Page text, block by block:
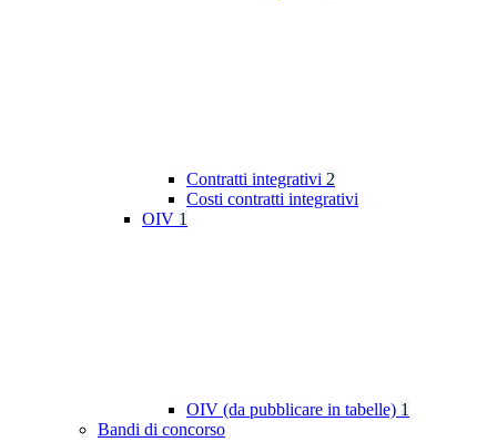
Contratti integrativi 2
Costi contratti integrativi
OIV 1
OIV (da pubblicare in tabelle) 1
Bandi di concorso